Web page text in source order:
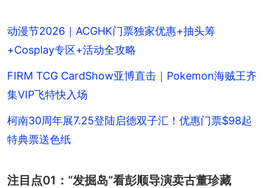
动漫节2026｜ACGHK门票独家优惠+抽头筹
+Cosplay专区+活动全攻略
FIRM TCG CardShow亚博直击｜Pokemon海贼王齐
集VIP飞特快入场
柯南30周年展7.25登陆启德双子汇！优惠门票$98起
特典票送色纸
注目点01：“发掘岛”看彭顺导演卖古董珍藏